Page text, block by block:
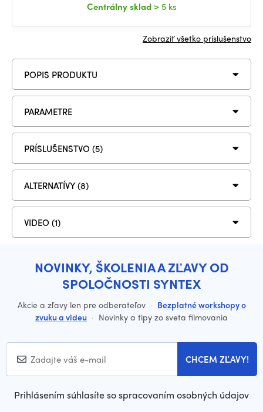
Centrálny sklad > 5 ks
Zobraziť všetko príslušenstvo
POPIS PRODUKTU
PARAMETRE
PRÍSLUŠENSTVO (5)
ALTERNATÍVY (8)
VIDEO (1)
NOVINKY, ŠKOLENIA A ZĽAVY OD
SPOLOČNOSTI SYNTEX
Akcie a zľavy len pre odberateľov · Bezplatné workshopy o
zvuku a videu · Novinky a tipy zo sveta filmovania
CHCEM ZĽAVY!
Prihlásením súhlasíte so spracovaním osobných údajov